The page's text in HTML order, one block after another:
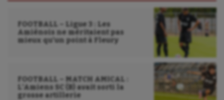
Wakeboard
FOOTBALL – Ligue 3 : Les
Amiénois ne méritaient pas
mieux qu’un point à Fleury
FOOTBALL – MATCH AMICAL :
L’Amiens SC (B) avait sorti la
grosse artillerie